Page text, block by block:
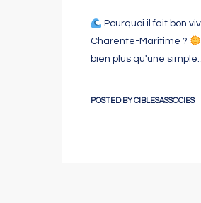
Pourquoi il fait bon
Charente-Maritime ?
bien plus qu'une
POSTED BYCIBLESASSOCIES